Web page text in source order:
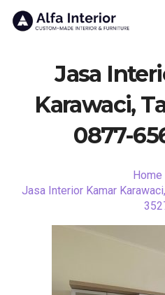
Jasa
Karawaci,
0877-
Home
Jasa Interior Kamar